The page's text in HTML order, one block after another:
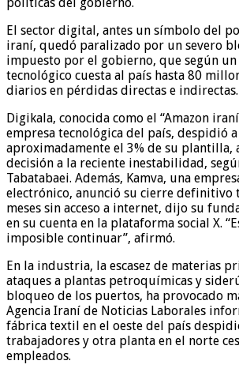
El sector digital, antes un símbolo del
iraní, quedó paralizado por un severo
impuesto por el gobierno, que según
tecnológico cuesta al país hasta 80
diarios en pérdidas directas e indirectas.
Digikala, conocida como el “Amazon
empresa tecnológica del país, despidió
aproximadamente el 3% de su plantilla,
decisión a la reciente inestabilidad,
Tabatabaei. Además, Kamva, una
electrónico, anunció su cierre definitivo
meses sin acceso a internet, dijo su
en su cuenta en la plataforma social X.
imposible continuar”, afirmó.
En la industria, la escasez de materias
ataques a plantas petroquímicas y
bloqueo de los puertos, ha provocado
Agencia Iraní de Noticias Laborales
fábrica textil en el oeste del país
trabajadores y otra planta en el norte
empleados.